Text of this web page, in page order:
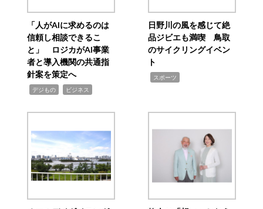
「人がAIに求めるのは
信頼し相談できるこ
と」 ロジカがAI事業
者と導入機関の共通指
針案を策定へ
デジもの ビジネス
日野川の風を感じて絶
品ジビエも満喫 鳥取
のサイクリングイベン
ト
スポーツ